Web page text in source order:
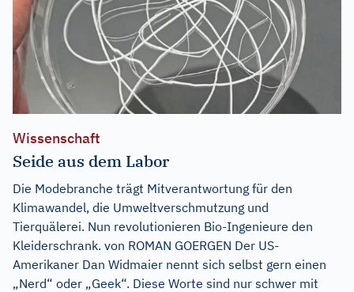
Wissenschaft
Seide aus dem Labor
Die Modebranche trägt Mitverantwortung für den
Klimawandel, die Umweltverschmutzung und
Tierquälerei. Nun revolutionieren Bio-Ingenieure den
Kleiderschrank. von ROMAN GOERGEN Der US-
Amerikaner Dan Widmaier nennt sich selbst gern einen
„Nerd“ oder „Geek“. Diese Worte sind nur schwer mit